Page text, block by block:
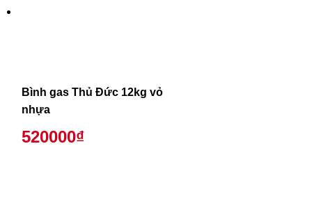
Bình gas Thủ Đức 12kg vỏ
nhựa
520000₫